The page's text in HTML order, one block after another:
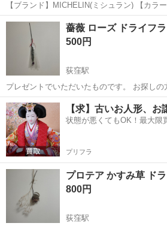
【ブランド】MICHELIN(ミシュラン) 【カラ
【参考価格】15,700円 内側の生地がとてもかわいいミシュランのスー
ツケースです。TSAロック搭載のフレームタイプです。
東京 杉並区 荻窪駅 その他
薔薇 ローズ ドライフ
500円
荻窪駅
プレゼントでいただいたものです。 お探しの
東京 杉並区 荻窪駅 その他 ド
【求】古いお人形、お
状態が悪くてもOK！最大限
プリフラ
プロテア かすみ草 ド
800円
荻窪駅